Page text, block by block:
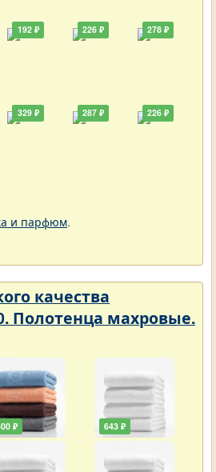
192 ₽
329 ₽
226 ₽
287 ₽
278 ₽
226 ₽
и парфюм.
качества
Полотенца махровые.
₽ 643 ₽